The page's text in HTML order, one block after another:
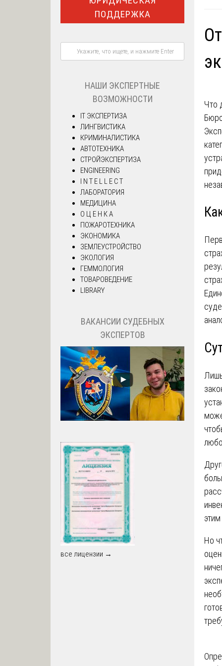
Что
Но
ПОДДЕРЖКА
НАШИ ЭКСПЕРТНЫЕ
ВОЗМОЖНОСТИ
IT ЭКСПЕРТИЗА
ЛИНГВИСТИКА
КРИМИНАЛИСТИКА
АВТОТЕХНИКА
СТРОЙЭКСПЕРТИЗА
ENGINEERING
I N T E L L E C T
ЛАБОРАТОРИЯ
МЕДИЦИНА
О Ц Е Н К А
ПОЖАРОТЕХНИКА
ЭКОНОМИКА
ЗЕМЛЕУСТРОЙСТВО
ЭКОЛОГИЯ
ГЕММОЛОГИЯ
ТОВАРОВЕДЕНИЕ
LIBRARY
ВАКАНСИИ СУДЕБНЫХ
ЭКСПЕРТОВ
все лицензии →